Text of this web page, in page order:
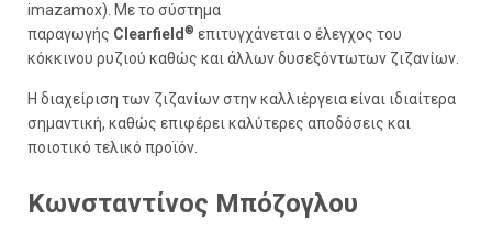
imazamox). Με το σύστημα
παραγωγής Clearfield ® επιτυγχάνεται ο έλεγχος του
κόκκινου ρυζιού καθώς και άλλων δυσεξόντωτων ζιζανίων.
Η διαχείριση των ζιζανίων στην καλλιέργεια είναι ιδιαίτερα
σημαντική, καθώς επιφέρει καλύτερες αποδόσεις και
ποιοτικό τελικό προϊόν.
Κωνσταντίνος Μπόζογλου